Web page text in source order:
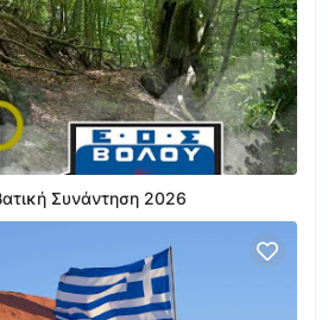
Συνάντηση 2026